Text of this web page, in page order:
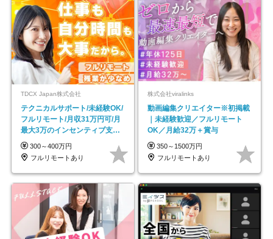
TDCX Japan株式会社
テクニカルサポート/未経験OK/
フルリモート/月収31万円可/月
最大3万のインセンティブ支給/
平均年齢33歳
300～400万円
フルリモートあり
株式会社viralinks
動画編集クリエイター※初掲載
｜未経験歓迎／フルリモート
OK／月給32万＋賞与
350～1500万円
フルリモートあり